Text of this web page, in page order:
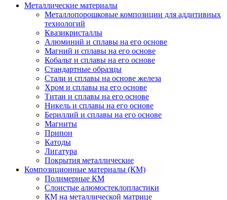
Металлические материалы
Металлопорошковые композиции для аддитивных
технологий
Квазикристаллы
Алюминий и сплавы на его основе
Магний и сплавы на его основе
Кобальт и сплавы на его основе
Стандартные образцы
Стали и сплавы на основе железа
Хром и сплавы на его основе
Титан и сплавы на его основе
Никель и сплавы на его основе
Бериллий и сплавы на его основе
Магниты
Припои
Катоды
Лигатура
Покрытия металлические
Композиционные материалы (КМ)
Полимерные КМ
Слоистые алюмостеклопластики
КМ на металлической матрице